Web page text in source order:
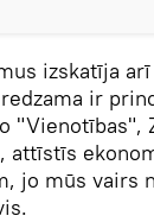
izskatīja
ir
"Vienotības",
attīstīs
jo mūs vairs